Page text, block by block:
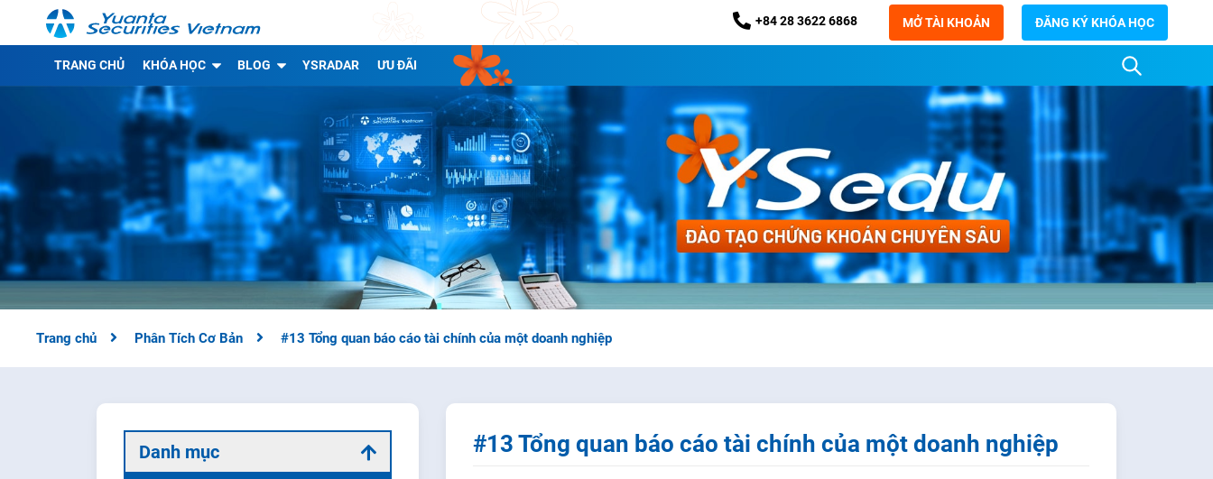
+84 28 3622 6868 MỞ TÀI KHOẢN ĐĂNG KÝ KHÓA HỌC
TRANG CHỦ KHÓA HỌC BLOG YSRADAR ƯU ĐÃI
Trang chủ Phân Tích Cơ Bản #13 Tổng quan báo cáo tài chính của một doanh nghiệp
Danh mục #13 Tổng quan báo cáo tài chính của một doanh nghiệp